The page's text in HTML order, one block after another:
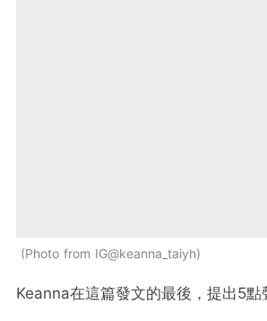
Photo from IG@keanna_taiyh
Keanna在這篇發文的最後，提出5點